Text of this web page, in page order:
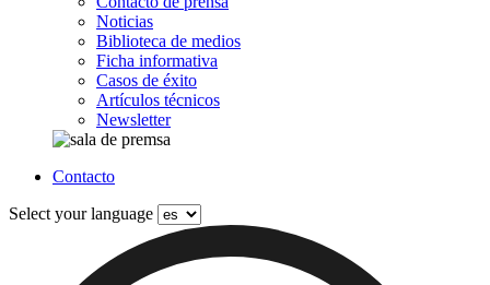
Noticias
Biblioteca de medios
Ficha informativa
Casos de éxito
Artículos técnicos
Newsletter
Contacto
Select your language